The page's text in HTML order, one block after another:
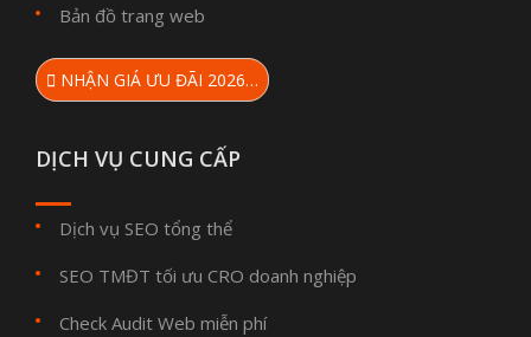
Bản đồ trang web
NHẬN GIÁ ƯU ĐÃI 2026…
DỊCH VỤ CUNG CẤP
Dịch vụ SEO tổng thể
SEO TMĐT tối ưu CRO doanh nghiệp
Check Audit Web miễn phí